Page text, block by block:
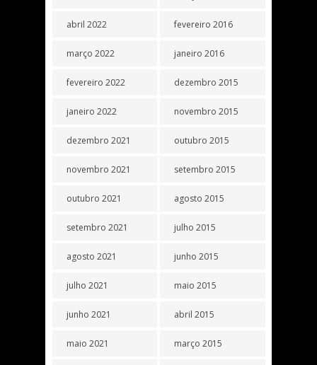
abril 2022
março 2022
fevereiro 2022
janeiro 2022
dezembro 2021
novembro 2021
outubro 2021
setembro 2021
agosto 2021
julho 2021
junho 2021
maio 2021
fevereiro 2016
janeiro 2016
dezembro 2015
novembro 2015
outubro 2015
setembro 2015
agosto 2015
julho 2015
junho 2015
maio 2015
abril 2015
março 2015